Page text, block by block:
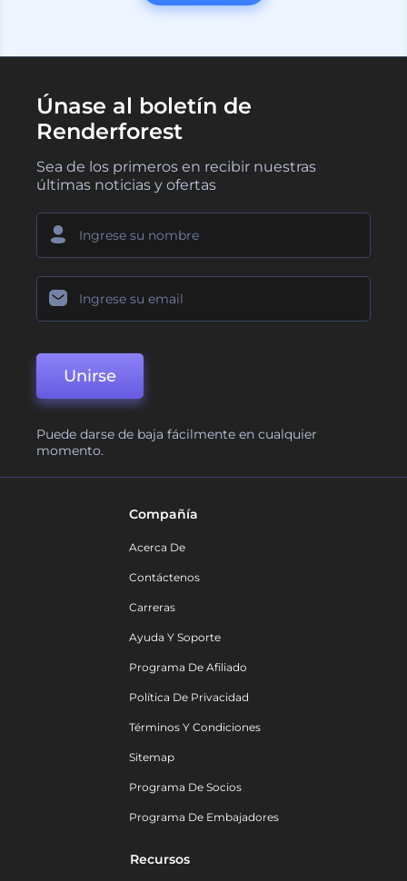
Únase al boletín de
Renderforest
Sea de los primeros en recibir nuestras
últimas noticias y ofertas
Unirse
Puede darse de baja fácilmente en cualquier
momento.
Compañía
Acerca De
Contáctenos
Carreras
Ayuda Y Soporte
Programa De Afiliado
Política De Privacidad
Términos Y Condiciones
Sitemap
Programa De Socios
Programa De Embajadores
Recursos